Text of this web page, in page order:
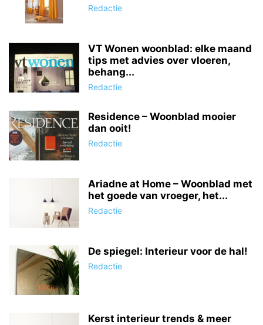
Redactie
VT Wonen woonblad: elke maand
tips met advies over vloeren,
behang...
Redactie
Residence – Woonblad mooier
dan ooit!
Redactie
Ariadne at Home – Woonblad met
het goede van vroeger, het...
Redactie
De spiegel: Interieur voor de hal!
Redactie
Kerst interieur trends & meer